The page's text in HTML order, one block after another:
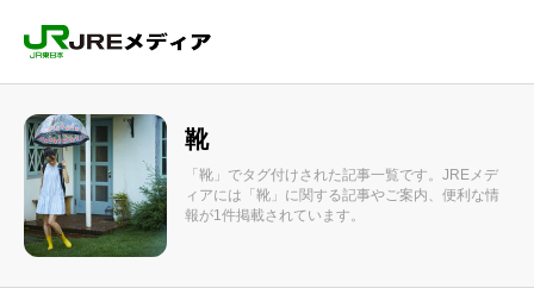
靴
「靴」でタグ付けされた記事一覧です。JREメデ
ィアには「靴」に関する記事やご案内、便利な情
報が1件掲載されています。